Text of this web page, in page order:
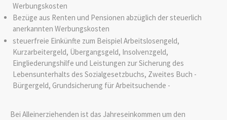
Werbungskosten
Bezüge aus Renten und Pensionen abzüglich der steuerlich
anerkannten Werbungskosten
steuerfreie Einkünfte zum Beispiel Arbeitslosengeld,
Kurzarbeitergeld, Übergangsgeld, Insolvenzgeld,
Eingliederungshilfe und Leistungen zur Sicherung des
Lebensunterhalts des Sozialgesetzbuchs, Zweites Buch -
Bürgergeld, Grundsicherung für Arbeitsuchende -
Bei Alleinerziehenden ist das Jahreseinkommen um den